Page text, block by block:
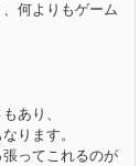
何よりもゲーム
あり、
ります。
ってこれるのが